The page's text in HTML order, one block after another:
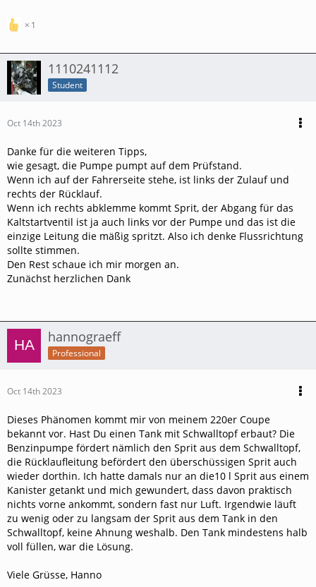
1
1110241112
Student
Oct 14th 2023
Danke für die weiteren Tipps,
wie gesagt, die Pumpe pumpt auf dem Prüfstand.
Wenn ich auf der Fahrerseite stehe, ist links der Zulauf und
rechts der Rücklauf.
Wenn ich rechts abklemme kommt Sprit, der Abgang für das
Kaltstartventil ist ja auch links vor der Pumpe und das ist die
einzige Leitung die mäßig spritzt. Also ich denke Flussrichtung
sollte stimmen.
Den Rest schaue ich mir morgen an.
Zunächst herzlichen Dank
hannograeff
Professional
Oct 14th 2023
Dieses Phänomen kommt mir von meinem 220er Coupe
bekannt vor. Hast Du einen Tank mit Schwalltopf erbaut? Die
Benzinpumpe fördert nämlich den Sprit aus dem Schwalltopf,
die Rücklaufleitung befördert den überschüssigen Sprit auch
wieder dorthin. Ich hatte damals nur an die10 l Sprit aus einem
Kanister getankt und mich gewundert, dass davon praktisch
nichts vorne ankommt, sondern fast nur Luft. Irgendwie läuft
zu wenig oder zu langsam der Sprit aus dem Tank in den
Schwalltopf, keine Ahnung weshalb. Den Tank mindestens halb
voll füllen, war die Lösung.
Viele Grüsse, Hanno